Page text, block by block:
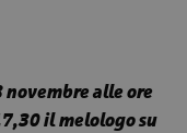
novembre alle ore
il melologo su